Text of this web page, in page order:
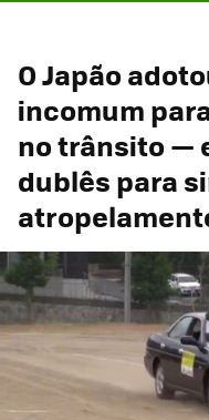
O Japão
incomum
no trânsito —
dublês para